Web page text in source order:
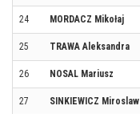
24 MORDACZ Mikołaj
25 TRAWA Aleksandra
26 NOSAL Mariusz
27 SINKIEWICZ Miroslaw